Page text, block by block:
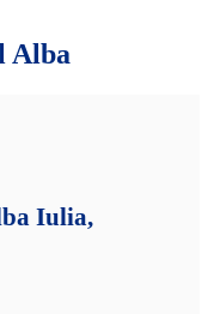
Alba
Iulia,